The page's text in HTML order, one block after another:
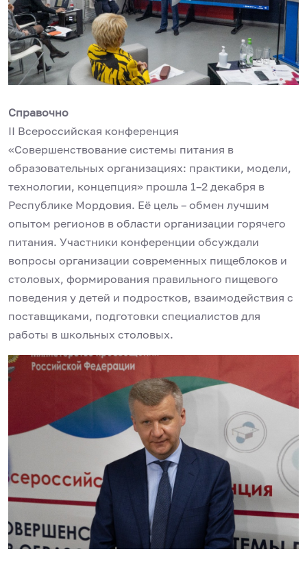
Справочно
II Всероссийская конференция
«Совершенствование системы питания в
образовательных организациях: практики, модели,
технологии, концепция» прошла 1–2 декабря в
Республике Мордовия. Её цель – обмен лучшим
опытом регионов в области организации горячего
питания. Участники конференции обсуждали
вопросы организации современных пищеблоков и
столовых, формирования правильного пищевого
поведения у детей и подростков, взаимодействия с
поставщиками, подготовки специалистов для
работы в школьных столовых.